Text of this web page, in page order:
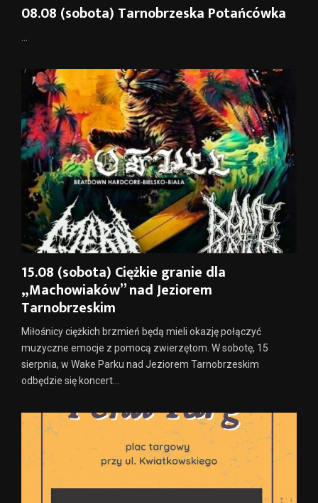
08.08 (sobota) Tarnobrzeska Potańcówka
15.08 (sobota) Ciężkie granie dla
„Machowiaków” nad Jeziorem
Tarnobrzeskim
Miłośnicy ciężkich brzmień będą mieli okazję połączyć
muzyczne emocje z pomocą zwierzętom. W sobotę, 15
sierpnia, w Wake Parku nad Jeziorem Tarnobrzeskim
odbędzie się koncert...